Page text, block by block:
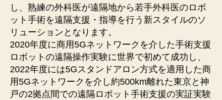
し、熟練の外科医が遠隔地から若手外科医のロボ
ット手術を遠隔支援・指導を行う新スタイルのソ
リューションとなります。
2020年度に商用5Gネットワークを介した手術支援
ロボットの遠隔操作実験に世界で初めて成功し、
2022年度には5Gスタンドアロン方式を適用した商
用5Gネットワークを介し約500km離れた東京と神
戸の2拠点間での遠隔ロボット手術支援の実証実験